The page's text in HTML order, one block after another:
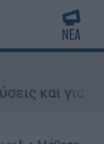
αντιδρούν